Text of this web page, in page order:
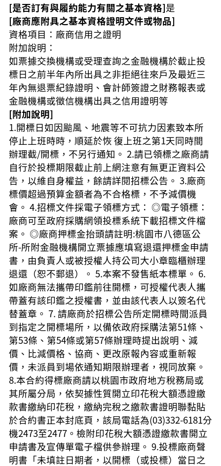
[是否訂有與履約能力有關之基本資格]是
[廠商應附具之基本資格證明文件或物品]
資格項目：廠商信用之證明
附加說明：
如票據交換機構或受理查詢之金融機構於截止投
標日之前半年內所出具之非拒絕往來戶及最近三
年內無退票紀錄證明、會計師簽證之財務報表或
金融機構或徵信機構出具之信用證明等
[附加說明]
1.開標日如因颱風、地震等不可抗力因素致本所
停止上班時時，順延於恢 復上班之第1天同時間
辦理截/開標，不另行通知。 2.請已領標之廠商請
自行於投標期限截止前上網注意有無更正資料公
告，以維自身權益，餘請詳閱招標公告。 3.廠商
標價超過預算金額者為不合格標，不予減價機
會。 4.招標文件採電子領標方式： ◎電子領標：
廠商可至政府採購網領投標系統下載招標文件檔
案。 ◎廠商押標金抬頭請註明:桃園市八德區公
所-所附金融機構開立票據應填寫退還押標金申請
書，由負責人或被授權人持公司大小章臨櫃辦理
退還（恕不郵退）。 5.本案不發售紙本標單。 6.
如廠商無法攜帶印鑑前往開標，可授權代表人攜
帶蓋有該印鑑之授權書，並由該代表人以簽名代
替蓋章。 7. 請廠商於招標公告所定開標時間派員
到指定之開標場所，以備依政府採購法第51條、
第53條、第54條或第57條辦理時提出說明、減
價、比減價格、協商、更改原報內容或重新報
價，未派員到場依通知期限辦理者，視同放棄。
8.本合約得標廠商請以桃園市政府地方稅務局或
其所屬分局，依契據性質開立印花稅大額憑證繳
款書繳納印花稅，繳納完稅之繳款書證明聯黏貼
於合約書正本封底頁，該局電話為(03)332-6181分
機2473至2477。檢附印花稅大額憑證繳款書開立
申請書及宣傳單電子檔供參辦理。 9.投標廠商聲
明書「未填註日期者，以開標（或投標）當日之